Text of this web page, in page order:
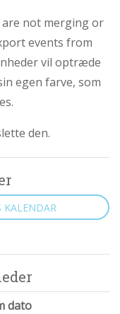
not merging or
events from
vil optræde
egen farve, som
den.
KALENDAR
dato